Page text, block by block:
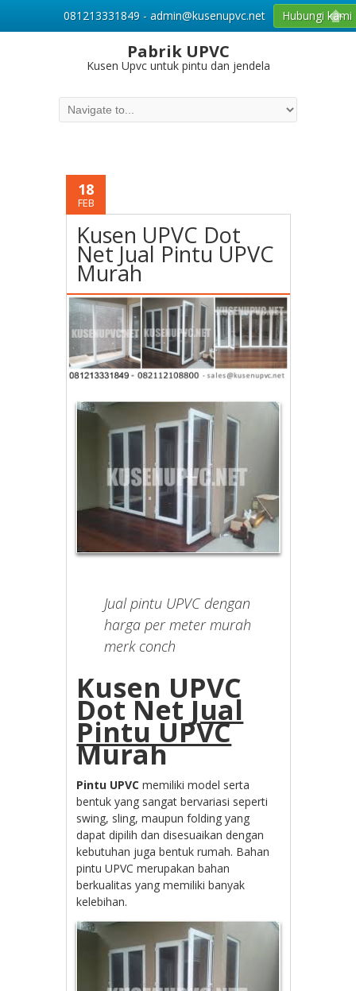
Pabrik UPVC
Kusen Upvc untuk pintu dan jendela
18
FEB
Kusen UPVC Dot
Net Jual Pintu UPVC
Murah
Jual pintu UPVC dengan
harga per meter murah
merk conch
Kusen UPVC
Dot NetJual
Pintu UPVC
Murah
Pintu UPVC memiliki model serta
bentuk yang sangat bervariasi seperti
swing, sling, maupun folding yang
dapat dipilih dan disesuaikan dengan
kebutuhan juga bentuk rumah. Bahan
pintu UPVC merupakan bahan
berkualitas yang memiliki banyak
kelebihan.
081213331849 - admin@kusenupvc.net Hubungi kami